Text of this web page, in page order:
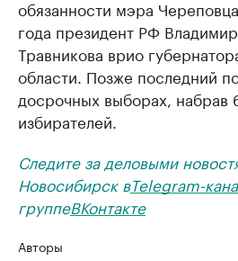
обязанности мэра
года президент РФ
Травникова врио
области. Позже последний
досрочных выборах, набрав
избирателей.
Следите за деловыми
Новосибирск вTelegram-
группеВКонтакте
Авторы